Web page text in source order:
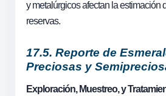
y metalúrgicos afectan la estimación
reservas.
17.5. Reporte de
Preciosas y
Exploración, Muestreo, y